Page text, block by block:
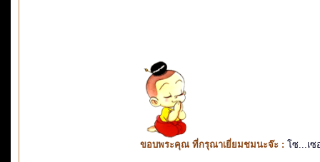
ขอบพระคุณ ที่กรุณาเยี่ยมชมนะจ๊ะ : โซ...เซ